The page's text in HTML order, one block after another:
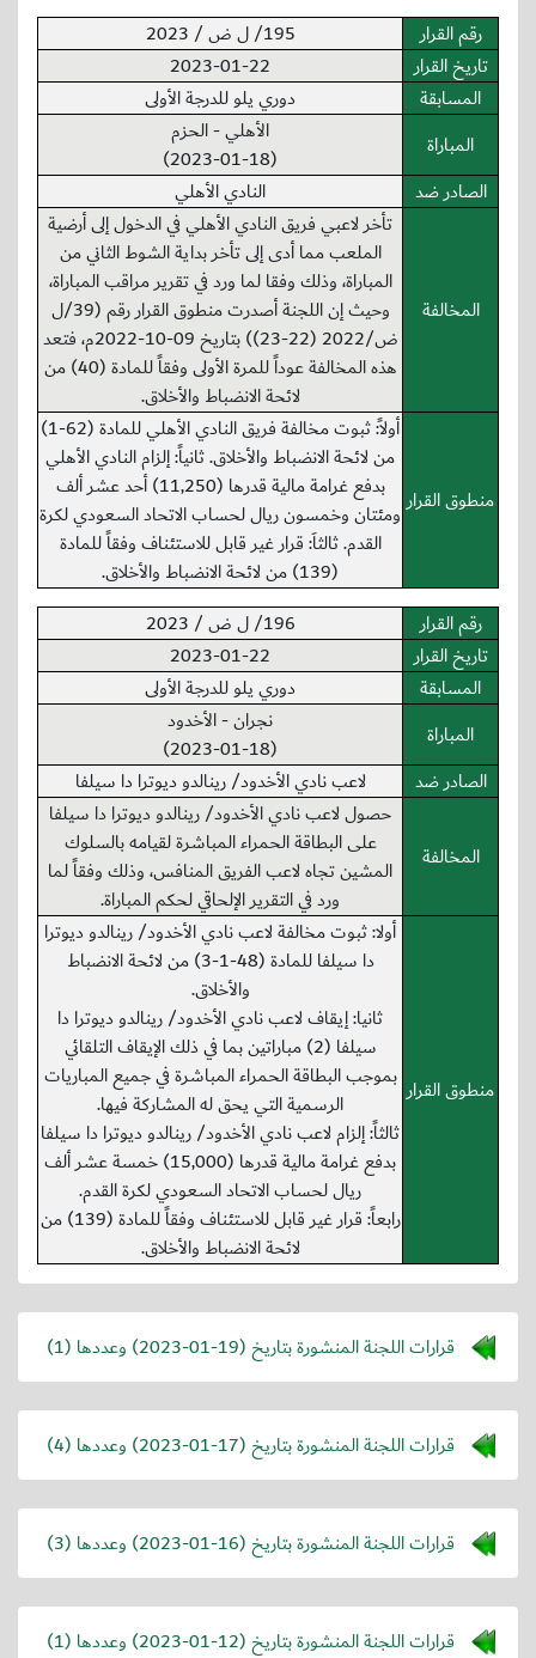
رقم القرار
195/ ل ض / 2023
تاريخ القرار
2023-01-22
المسابقة
دوري يلو للدرجة الأولى
المباراة
الأهلي - الحزم
(2023-01-18)
الصادر ضد
النادي الأهلي
المخالفة
تأخر لاعبي فريق النادي الأهلي في الدخول إلى أرضية
الملعب مما أدى إلى تأخر بداية الشوط الثاني من
المباراة، وذلك وفقا لما ورد في تقرير مراقب المباراة،
وحيث إن اللجنة أصدرت منطوق القرار رقم (39/ل
ض/2022 (22-23)) بتاريخ 09-10-2022م، فتعد
هذه المخالفة عوداً للمرة الأولى وفقاً للمادة (40) من
لائحة الانضباط والأخلاق.
منطوق القرار
أولاً: ثبوت مخالفة فريق النادي الأهلي للمادة (62-1)
من لائحة الانضباط والأخلاق. ثانياً: إلزام النادي الأهلي
بدفع غرامة مالية قدرها (11,250) أحد عشر ألف
ومئتان وخمسون ريال لحساب الاتحاد السعودي لكرة
القدم. ثالثاَ: قرار غير قابل للاستئناف وفقاً للمادة
(139) من لائحة الانضباط والأخلاق.
رقم القرار
196/ ل ض / 2023
تاريخ القرار
2023-01-22
المسابقة
دوري يلو للدرجة الأولى
المباراة
نجران - الأخدود
(2023-01-18)
الصادر ضد
لاعب نادي الأخدود/ رينالدو ديوترا دا سيلفا
المخالفة
حصول لاعب نادي الأخدود/ رينالدو ديوترا دا سيلفا
على البطاقة الحمراء المباشرة لقيامه بالسلوك
المشين تجاه لاعب الفريق المنافس، وذلك وفقاً لما
ورد في التقرير الإلحاقي لحكم المباراة.
منطوق القرار
أولا: ثبوت مخالفة لاعب نادي الأخدود/ رينالدو ديوترا
دا سيلفا للمادة (48-1-3) من لائحة الانضباط
والأخلاق.
ثانيا: إيقاف لاعب نادي الأخدود/ رينالدو ديوترا دا
سيلفا (2) مباراتين بما في ذلك الإيقاف التلقائي
بموجب البطاقة الحمراء المباشرة في جميع المباريات
الرسمية التي يحق له المشاركة فيها.
ثالثاً: إلزام لاعب نادي الأخدود/ رينالدو ديوترا دا سيلفا
بدفع غرامة مالية قدرها (15,000) خمسة عشر ألف
ريال لحساب الاتحاد السعودي لكرة القدم.
رابعاً: قرار غير قابل للاستئناف وفقاً للمادة (139) من
لائحة الانضباط والأخلاق.
قرارات اللجنة المنشورة بتاريخ (2023-01-19) وعددها (1)
قرارات اللجنة المنشورة بتاريخ (2023-01-17) وعددها (4)
قرارات اللجنة المنشورة بتاريخ (2023-01-16) وعددها (3)
قرارات اللجنة المنشورة بتاريخ (2023-01-12) وعددها (1)